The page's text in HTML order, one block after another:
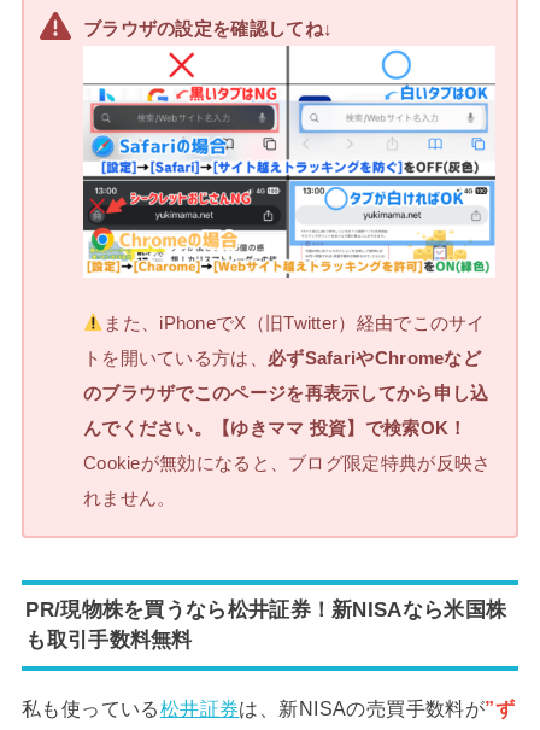
ブラウザの設定を確認してね↓
また、iPhoneでX（旧Twitter）経由でこのサイ
トを開いている方は、 必ずSafariやChromeなど
のブラウザでこのページを再表示してから申し込
んでください。【ゆきママ 投資】で検索OK！
Cookieが無効になると、ブログ限定特典が反映さ
れません。
PR/現物株を買うなら松井証券！新NISAなら米国株
も取引手数料無料
私も使っている松井証券は、新NISAの売買手数料が”ず